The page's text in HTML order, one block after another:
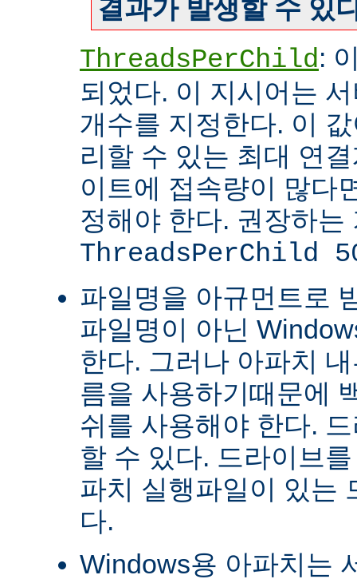
결과가 발생할 수 있
ThreadsPerChild:
되었다. 이 지시어는
개수를 지정한다. 이
리할 수 있는 최대 연
이트에 접속량이 많다
정해야 한다. 권장하는
ThreadsPerChild
파일명을 아규먼트로
파일명이 아닌
한다. 그러나 아파치
름을 사용하기때문에
쉬를 사용해야 한다.
할 수 있다. 드라이브
파치 실행파일이 있는
다.
Windows용 아파치는